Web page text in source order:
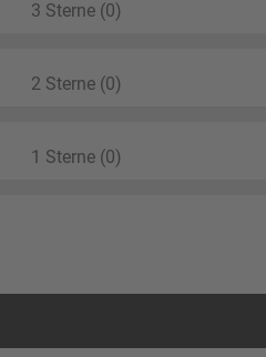
3 Sterne (0)
2 Sterne (0)
1 Sterne (0)